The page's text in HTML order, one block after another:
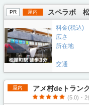
PR 屋内 スペラボ
料金(税込)
広さ
所在地
交通
屋内 アメ村deトラン
(5.0)・2